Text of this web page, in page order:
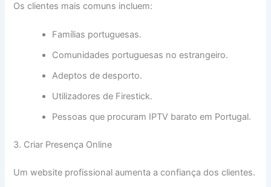
Os clientes mais comuns incluem:
Famílias portuguesas.
Comunidades portuguesas no estrangeiro.
Adeptos de desporto.
Utilizadores de Firestick.
Pessoas que procuram IPTV barato em Portugal.
3. Criar Presença Online
Um website profissional aumenta a confiança dos clientes.